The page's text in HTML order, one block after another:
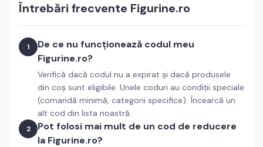
Întrebări frecvente Figurine.ro
1
De ce nu funcționează codul meu
Figurine.ro?
Verifică dacă codul nu a expirat și dacă produsele
din coș sunt eligibile. Unele coduri au condiții speciale
(comandă minimă, categorii specifice). Încearcă un
alt cod din lista noastră.
2
Pot folosi mai mult de un cod de reducere
la Figurine.ro?